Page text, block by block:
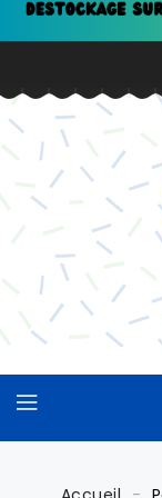
Panneau de gestion